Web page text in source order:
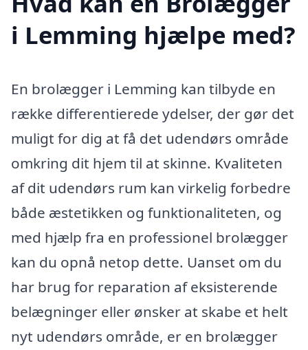
i Lemming hjælpe med?
En brolægger i Lemming kan tilbyde en
række differentierede ydelser, der gør det
muligt for dig at få det udendørs område
omkring dit hjem til at skinne. Kvaliteten
af dit udendørs rum kan virkelig forbedre
både æstetikken og funktionaliteten, og
med hjælp fra en professionel brolægger
kan du opnå netop dette. Uanset om du
har brug for reparation af eksisterende
belægninger eller ønsker at skabe et helt
nyt udendørs område, er en brolægger